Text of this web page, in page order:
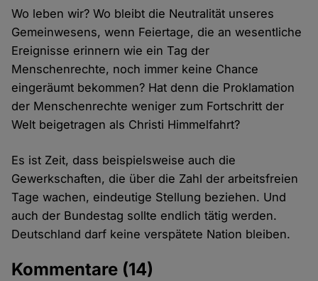
Wo leben wir? Wo bleibt die Neutralität unseres
Gemeinwesens, wenn Feiertage, die an wesentliche
Ereignisse erinnern wie ein Tag der
Menschenrechte, noch immer keine Chance
eingeräumt bekommen? Hat denn die Proklamation
der Menschenrechte weniger zum Fortschritt der
Welt beigetragen als Christi Himmelfahrt?
Es ist Zeit, dass beispielsweise auch die
Gewerkschaften, die über die Zahl der arbeitsfreien
Tage wachen, eindeutige Stellung beziehen. Und
auch der Bundestag sollte endlich tätig werden.
Deutschland darf keine verspätete Nation bleiben.
Kommentare (14)